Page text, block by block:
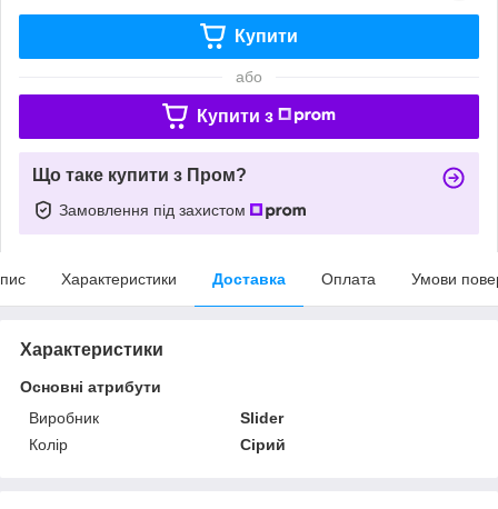
Купити
або
Купити з
Що таке купити з Пром?
Замовлення під захистом
Характеристики Доставка Оплата Умови
Характеристики
Основні атрибути
Виробник
Slider
Колір
Сірий